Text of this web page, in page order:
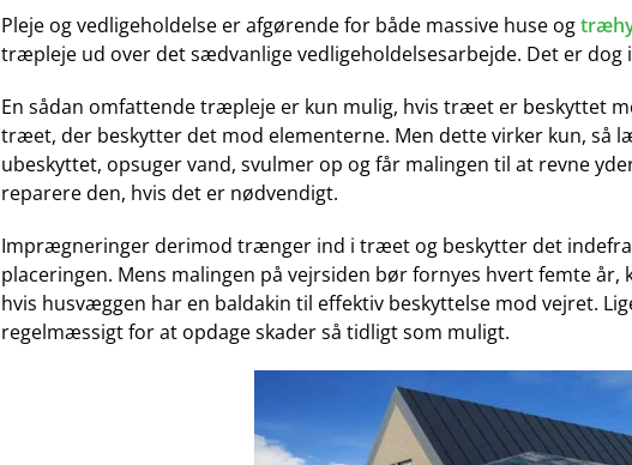
Pleje og vedligeholdelse er afgørende for både massive huse og
træpleje ud over det sædvanlige vedligeholdelsesarbejde. Det er
En sådan omfattende træpleje er kun mulig, hvis træet er beskyttet
træet, der beskytter det mod elementerne. Men dette virker kun, så
ubeskyttet, opsuger vand, svulmer op og får malingen til at revne
reparere den, hvis det er nødvendigt.
Imprægneringer derimod trænger ind i træet og beskytter det
placeringen. Mens malingen på vejrsiden bør fornyes hvert femte
hvis husvæggen har en baldakin til effektiv beskyttelse mod vejret.
regelmæssigt for at opdage skader så tidligt som muligt.